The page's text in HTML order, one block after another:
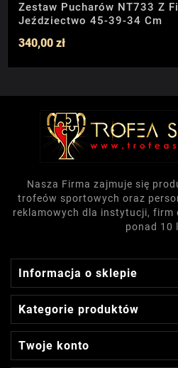
Zestaw Pucharów NT733 Z
Jeździectwo 45-39-34 Cm
340,00 zł
Nasza Firma zajmuje się
trofeów sportowych oraz
reklamowych dla instytucji, firm
ponad 10
Informacja o sklepie
Kategorie produktów
Twoje konto